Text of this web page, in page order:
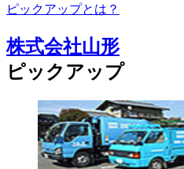
ピックアップとは？
株式会社山形
ピックアップ